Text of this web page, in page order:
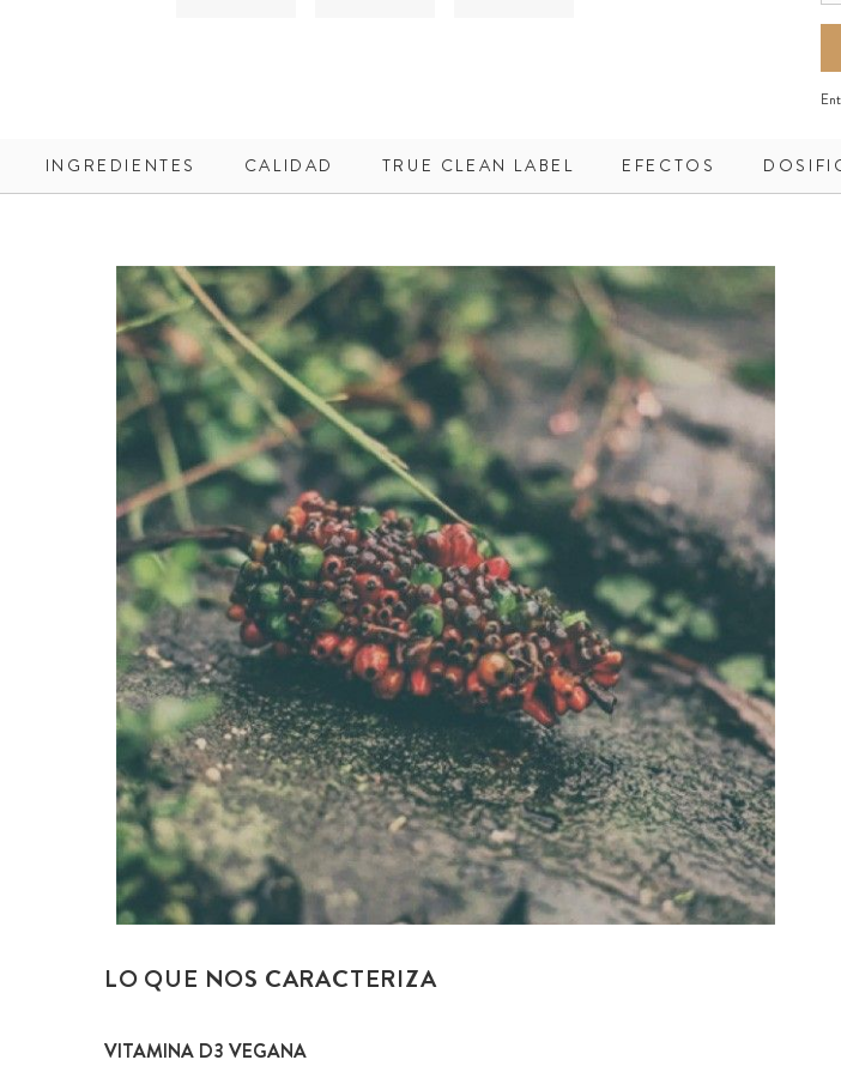
INGREDIENTES CALIDAD TRUE CLEAN LABEL EFECTOS
LO QUE NOS CARACTERIZA
VITAMINA D3 VEGANA